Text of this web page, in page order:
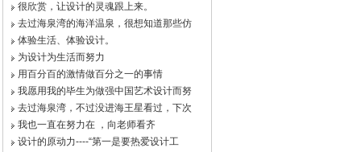
很欣赏，让设计的灵魂跟上来。
去过海泉湾的海洋温泉，很想知道那些仿
体验生活、体验设计。
为设计为生活而努力
用百分百的激情做百分之一的事情
我愿用我的毕生为做强中国艺术设计而努
去过海泉湾，不过没进海王星看过，下次
我也一直在努力在 ，向老师看齐
设计的原动力----“第一是要热爱设计工